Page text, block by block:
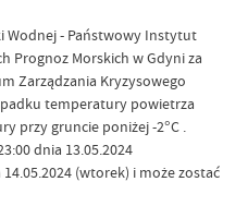
- Państwowy Instytut
Prognoz Morskich w Gdyni za
Zarządzania Kryzysowego
temperatury powietrza
przy gruncie poniżej -2°C .
dnia 13.05.2024
(wtorek) i może zostać